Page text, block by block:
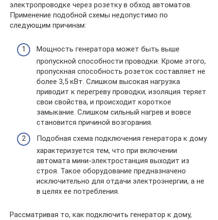
электропроводке через розетку в обход автоматов.
Применение подобной схемы недопустимо по
следующим причинам:
Мощность генератора может быть выше
пропускной способности проводки. Кроме этого,
пропускная способность розеток составляет не
более 3,5 кВт. Слишком высокая нагрузка
приводит к перегреву проводки, изоляция теряет
свои свойства, и происходит короткое
замыкание. Слишком сильный нагрев и вовсе
становится причиной возгорания.
Подобная схема подключения генератора к дому
характеризуется тем, что при включении
автомата мини-электростанция выходит из
строя. Такое оборудование предназначено
исключительно для отдачи электроэнергии, а не
в целях ее потребления.
Рассматривая то, как подключить генератор к дому,